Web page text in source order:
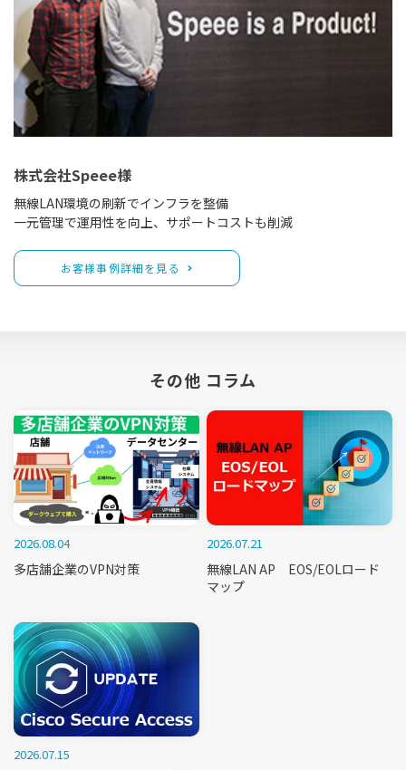
株式会社Speee様
無線LAN環境の刷新でインフラを整備
一元管理で運用性を向上、サポートコストも削減
お客様事例詳細を見る
その他 コラム
2026.08.04
多店舗企業のVPN対策
2026.07.21
無線LAN AP EOS/EOLロード
マップ
2026.07.15